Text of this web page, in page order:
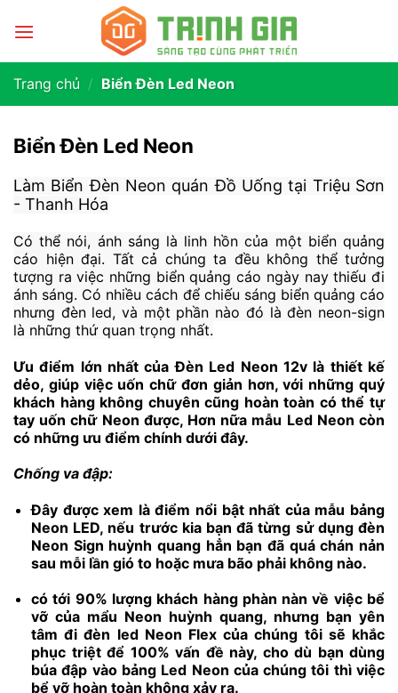
Trang chủ / Biển Đèn Led Neon
Biển Đèn Led Neon
Làm Biển Đèn Neon quán Đồ Uống tại Triệu Sơn
- Thanh Hóa
Có thể nói, ánh sáng là linh hồn của một biển quảng
cáo hiện đại. Tất cả chúng ta đều không thể tưởng
tượng ra việc những biển quảng cáo ngày nay thiếu đi
ánh sáng. Có nhiều cách để chiếu sáng biển quảng cáo
nhưng đèn led, và một phần nào đó là đèn neon-sign
là những thứ quan trọng nhất.
Ưu điểm lớn nhất của Đèn Led Neon 12v là thiết kế
dẻo, giúp việc uốn chữ đơn giản hơn, với những quý
khách hàng không chuyên cũng hoàn toàn có thể tự
tay uốn chữ Neon được, Hơn nữa mẫu Led Neon còn
có những ưu điểm chính dưới đây.
Chống va đập:
Đây được xem là điểm nổi bật nhất của mẫu bảng
Neon LED, nếu trước kia bạn đã từng sử dụng đèn
Neon Sign huỳnh quang hẳn bạn đã quá chán nản
sau mỗi lần gió to hoặc mưa bão phải không nào.
có tới 90% lượng khách hàng phàn nàn về việc bể
vỡ của mẩu Neon huỳnh quang, nhưng bạn yên
tâm đi đèn led Neon Flex của chúng tôi sẽ khắc
phục triệt để 100% vấn đề này, cho dù bạn dùng
búa đập vào bảng Led Neon của chúng tôi thì việc
bể vỡ hoàn toàn không xảy ra.